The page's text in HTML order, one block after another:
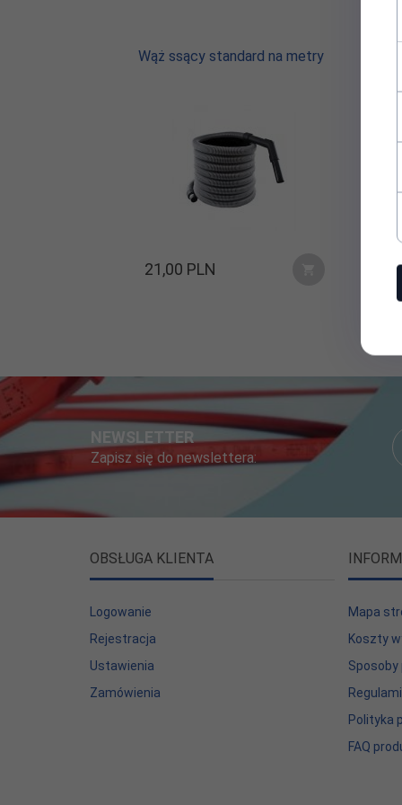
Wąż ssący standard na metry
21,00 PLN
NEWSLETTER
Zapisz się do newslettera:
OBSŁUGA KLIENTA
Logowanie
Rejestracja
Ustawienia
Zamówienia
Mapa
Koszty
Sposoby
Polityka
FAQ